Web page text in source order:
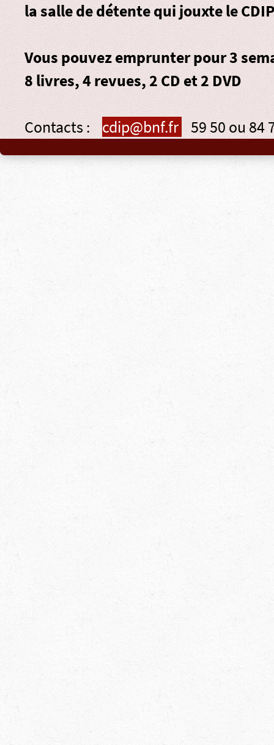
la salle de détente qui jouxte le
Vous pouvez emprunter pour 3
8 livres, 4 revues, 2 CD et 2 DVD
Contacts : cdip@bnf.fr 59 50 ou 84